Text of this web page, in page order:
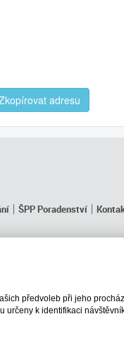
adresu
ŠPP Poradenství
předvoleb při jeho
k identifikaci